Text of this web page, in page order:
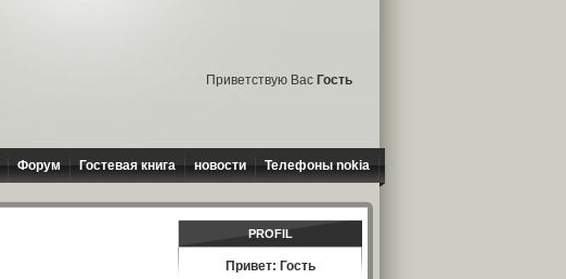
Приветствую Вас Гость
Форум Гостевая книга новости Телефоны nokia
PROFIL
Привет: Гость